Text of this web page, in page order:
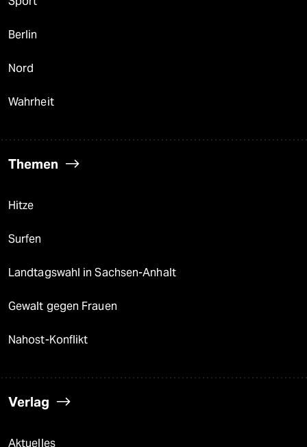
Berlin
Nord
Wahrheit
Themen
Hitze
Surfen
Landtagswahl in Sachsen-Anhalt
Gewalt gegen Frauen
Nahost-Konflikt
Verlag
Aktuelles